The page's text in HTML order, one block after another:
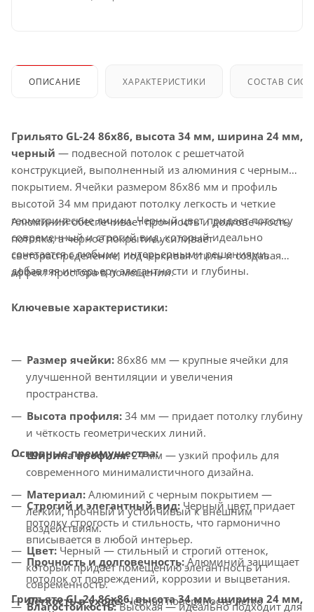
ОПИСАНИЕ ХАРАКТЕРИСТИКИ СОСТАВ
Грильято GL-24 86x86, высота 34 мм, ширина 24 мм,
черный — подвесной потолок с решетчатой
конструкцией, выполненный из алюминия с черным
покрытием. Ячейки размером 86x86 мм и профиль
высотой 34 мм придают потолку легкость и четкие
геометрические линии. Черный цвет придает потолку
современный и строгий вид, который идеально
сочетается с любыми интерьерными решениями,
добавляя интерьеру элегантности и глубины.
Алюминий обеспечивает прочность и долговечность
потолка, а черное покрытие усиливает
светораспределение, подчеркивая стиль и создавая
эффект простора в помещении.
Ключевые характеристики:
Размер ячейки: 86x86 мм — крупные ячейки для
улучшенной вентиляции и увеличения
пространства.
Высота профиля: 34 мм — придает потолку глубину
и чёткость геометрических линий.
Ширина профиля:24 мм — узкий профиль для
современного минималистичного дизайна.
Материал: Алюминий с черным покрытием —
лёгкий, прочный и устойчивый к внешним
воздействиям.
Цвет: Черный — стильный и строгий оттенок,
который придает помещению элегантность и
современность.
Влагостойкость:Высокая — идеально подходит для
Основные преимущества:
Строгий и элегантный вид: Черный цвет придает
потолку строгость и стильность, что гармонично
вписывается в любой интерьер.
Прочность и долговечность: Алюминий защищает
потолок от повреждений, коррозии и выцветания.
Лёгкость в уходе:Черная поверхность легко
Грильято GL-24 86x86, высота 34 мм, ширина 24 мм,